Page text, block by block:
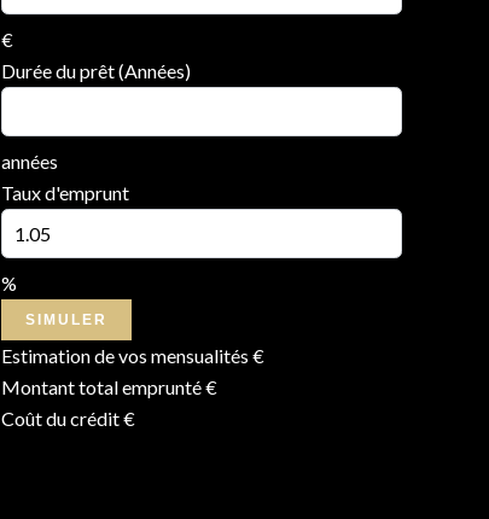
€
Durée du prêt (Années)
années
Taux d'emprunt
%
SIMULER
Estimation de vos mensualités €
Montant total emprunté€
Coût du crédit€